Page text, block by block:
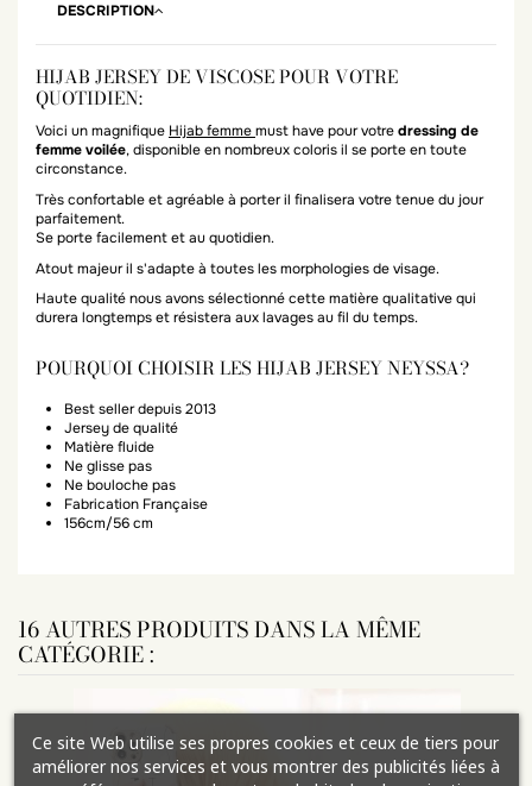
DESCRIPTION
HIJAB JERSEY DE VISCOSE POUR VOTRE
QUOTIDIEN:
Voici un magnifique Hijab femmemust have pour votredressing de
femme voilée, disponible en nombreux coloris il se porte en toute
circonstance.
Très confortable et agréable à porter il finalisera votre tenue du jour
parfaitement.
Se porte facilement et au quotidien.
Atout majeur il s'adapte à toutes les morphologies de visage.
Haute qualité nous avons sélectionné cette matière qualitative qui
durera longtemps et résistera aux lavages au fil du temps.
POURQUOI CHOISIR LES HIJAB JERSEY NEYSSA?
Best seller depuis 2013
Jersey de qualité
Matière fluide
Ne glisse pas
Ne bouloche pas
Fabrication Française
156cm/56 cm
16 AUTRES PRODUITS DANS LA MÊME
CATÉGORIE :
Ce site Web utilise ses propres cookies et ceux de tiers pour
améliorer nos services et vous montrer des publicités liées à